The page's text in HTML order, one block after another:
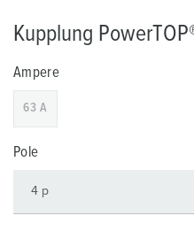
Kupplung
Ampere
63 A
Pole